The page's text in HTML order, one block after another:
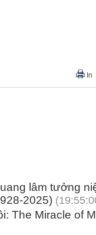
In
lâm tưởng
2025)
The Miracle of